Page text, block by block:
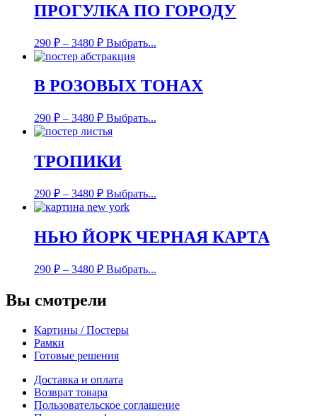
ПРОГУЛКА ПО ГОРОДУ
290 ₽ – 3480 ₽ Выбрать...
В РОЗОВЫХ ТОНАХ
290 ₽ – 3480 ₽ Выбрать...
ТРОПИКИ
290 ₽ – 3480 ₽ Выбрать...
НЬЮ ЙОРК ЧЕРНАЯ КАРТА
290 ₽ – 3480 ₽ Выбрать...
Вы смотрели
Картины / Постеры
Рамки
Готовые решения
Доставка и оплата
Возврат товара
Пользовательское соглашение